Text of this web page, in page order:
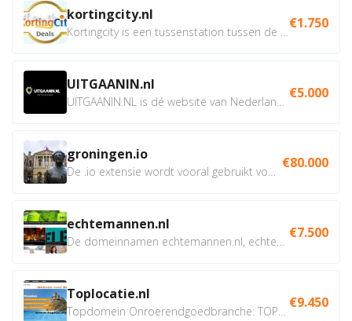
kortingcity.nl €1.750
UITGAANIN.nl €5.000
groningen.io €80.000
echtemannen.nl €7.500
Toplocatie.nl €9.450